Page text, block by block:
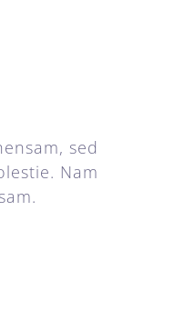
sed
Nam